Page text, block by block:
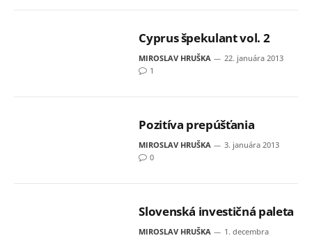
Cyprus špekulant vol. 2
MIROSLAV HRUŠKA
22. januára 2013
1
Pozitíva prepúšťania
MIROSLAV HRUŠKA
3. januára 2013
0
Slovenská investičná paleta
MIROSLAV HRUŠKA
1. decembra